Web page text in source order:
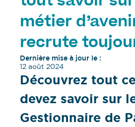
métier
recrute
Dernière mise à jour le :
12 août 2024
Découvrez tout
devez savoir sur
Gestionnaire de